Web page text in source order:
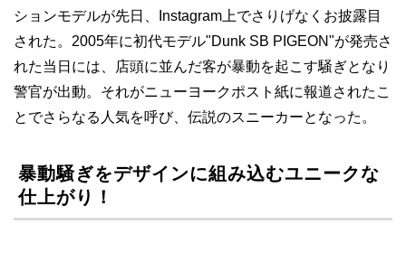
ションモデルが先日、Instagram上でさりげなくお披露目
された。2005年に初代モデル"Dunk SB PIGEON"が発売さ
れた当日には、店頭に並んだ客が暴動を起こす騒ぎとなり
警官が出動。それがニューヨークポスト紙に報道されたこ
とでさらなる人気を呼び、伝説のスニーカーとなった。
暴動騒ぎをデザインに組み込むユニークな
仕上がり！